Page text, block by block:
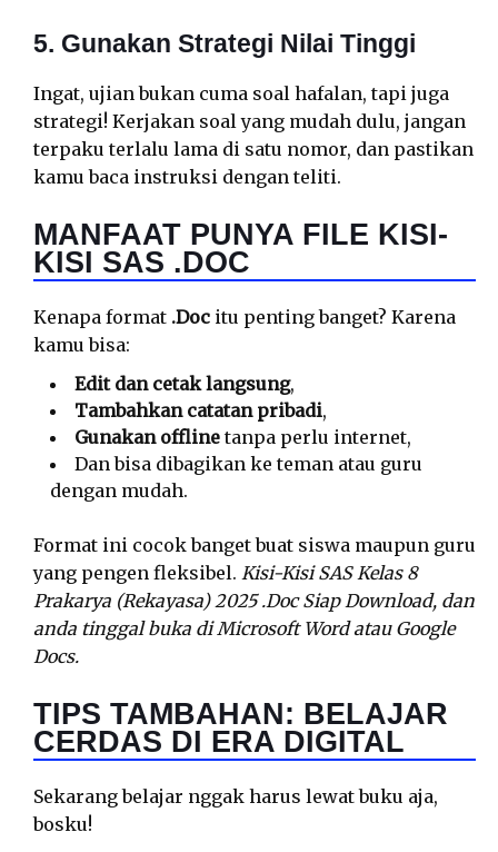
5. Gunakan Strategi Nilai Tinggi
Ingat, ujian bukan cuma soal hafalan, tapi juga
strategi! Kerjakan soal yang mudah dulu, jangan
terpaku terlalu lama di satu nomor, dan pastikan
kamu baca instruksi dengan teliti.
MANFAAT PUNYA FILE KISI-
KISI SAS .DOC
Kenapa format .Doc itu penting banget? Karena
kamu bisa:
Edit dan cetak langsung,
Tambahkan catatan pribadi,
Gunakan offlinetanpa perlu internet,
Dan bisa dibagikan ke teman atau guru
dengan mudah.
Format ini cocok banget buat siswa maupun guru
yang pengen fleksibel. Kisi-Kisi SAS Kelas 8
Prakarya (Rekayasa) 2025 .Doc Siap Download, dan
anda tinggal buka di Microsoft Word atau Google
Docs.
TIPS TAMBAHAN: BELAJAR
CERDAS DI ERA DIGITAL
Sekarang belajar nggak harus lewat buku aja,
bosku!